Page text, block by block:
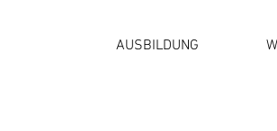
AUSBILDUNG